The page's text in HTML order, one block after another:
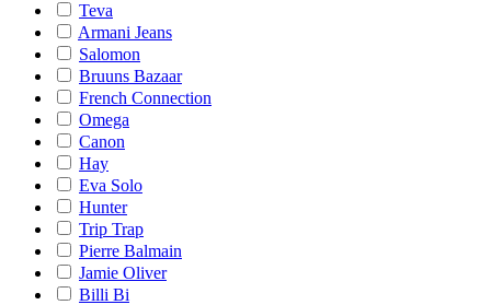
Teva
Armani Jeans
Salomon
Bruuns Bazaar
French Connection
Omega
Canon
Hay
Eva Solo
Hunter
Trip Trap
Pierre Balmain
Jamie Oliver
Billi Bi